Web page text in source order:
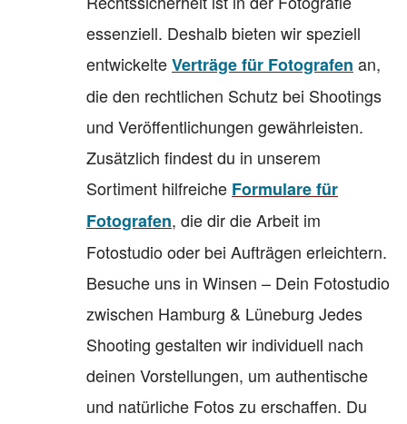
essenziell. Deshalb bieten wir speziell
entwickelteVerträge für Fotografen an,
die den rechtlichen Schutz bei Shootings
und Veröffentlichungen gewährleisten.
Zusätzlich findest du in unserem
Sortiment hilfreiche Formulare für
Fotografen, die dir die Arbeit im
Fotostudio oder bei Aufträgen erleichtern.
Besuche uns in Winsen – Dein Fotostudio
zwischen Hamburg & Lüneburg Jedes
Shooting gestalten wir individuell nach
deinen Vorstellungen, um authentische
und natürliche Fotos zu erschaffen. Du